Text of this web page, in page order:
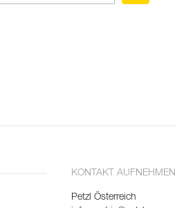
KONTAKT AUFNEHMEN
Petzl Österreich